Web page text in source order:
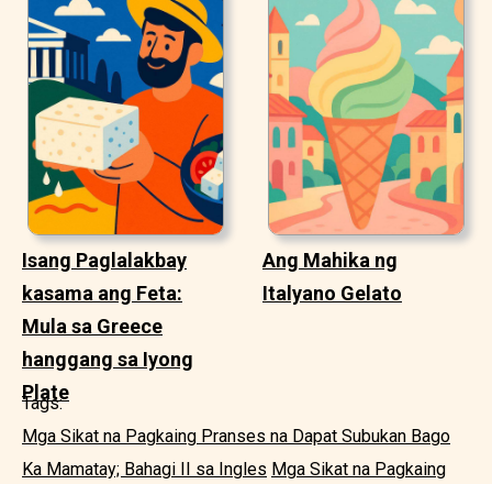
Isang Paglalakbay
kasama ang Feta:
Mula sa Greece
hanggang sa Iyong
Plate
Ang Mahika ng
Italyano Gelato
Tags:
Mga Sikat na Pagkaing Pranses na Dapat Subukan Bago
Ka Mamatay; Bahagi II sa Ingles Mga Sikat na Pagkaing